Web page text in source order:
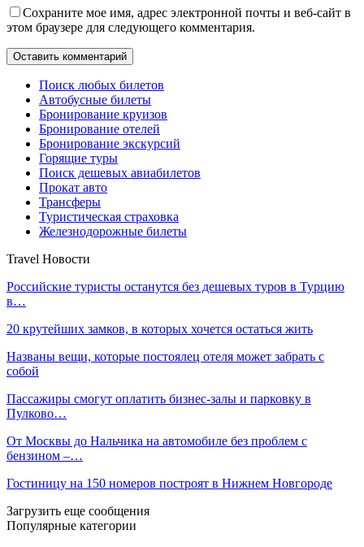
Сохраните мое имя, адрес электронной почты и веб-сайт в
этом браузере для следующего комментария.
Поиск любых билетов
Автобусные билеты
Бронирование круизов
Бронирование отелей
Бронирование экскурсий
Горящие туры
Поиск дешевых авиабилетов
Прокат авто
Трансферы
Туристическая страховка
Железнодорожные билеты
Travel Новости
Российские туристы останутся без дешевых туров в Турцию
в…
20 крутейших замков, в которых хочется остаться жить
Названы вещи, которые постоялец отеля может забрать с
собой
Пассажиры смогут оплатить бизнес-залы и парковку в
Пулково…
От Москвы до Нальчика на автомобиле без проблем с
бензином –…
Гостиницу на 150 номеров построят в Нижнем Новгороде
Загрузить еще сообщения
Популярные категории